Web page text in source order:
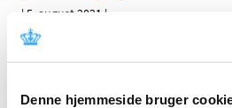
Denne hjemmeside bruger
| 5. august 2021 |
Lægemiddelstyrelsen har behandlet
Status på behandlede